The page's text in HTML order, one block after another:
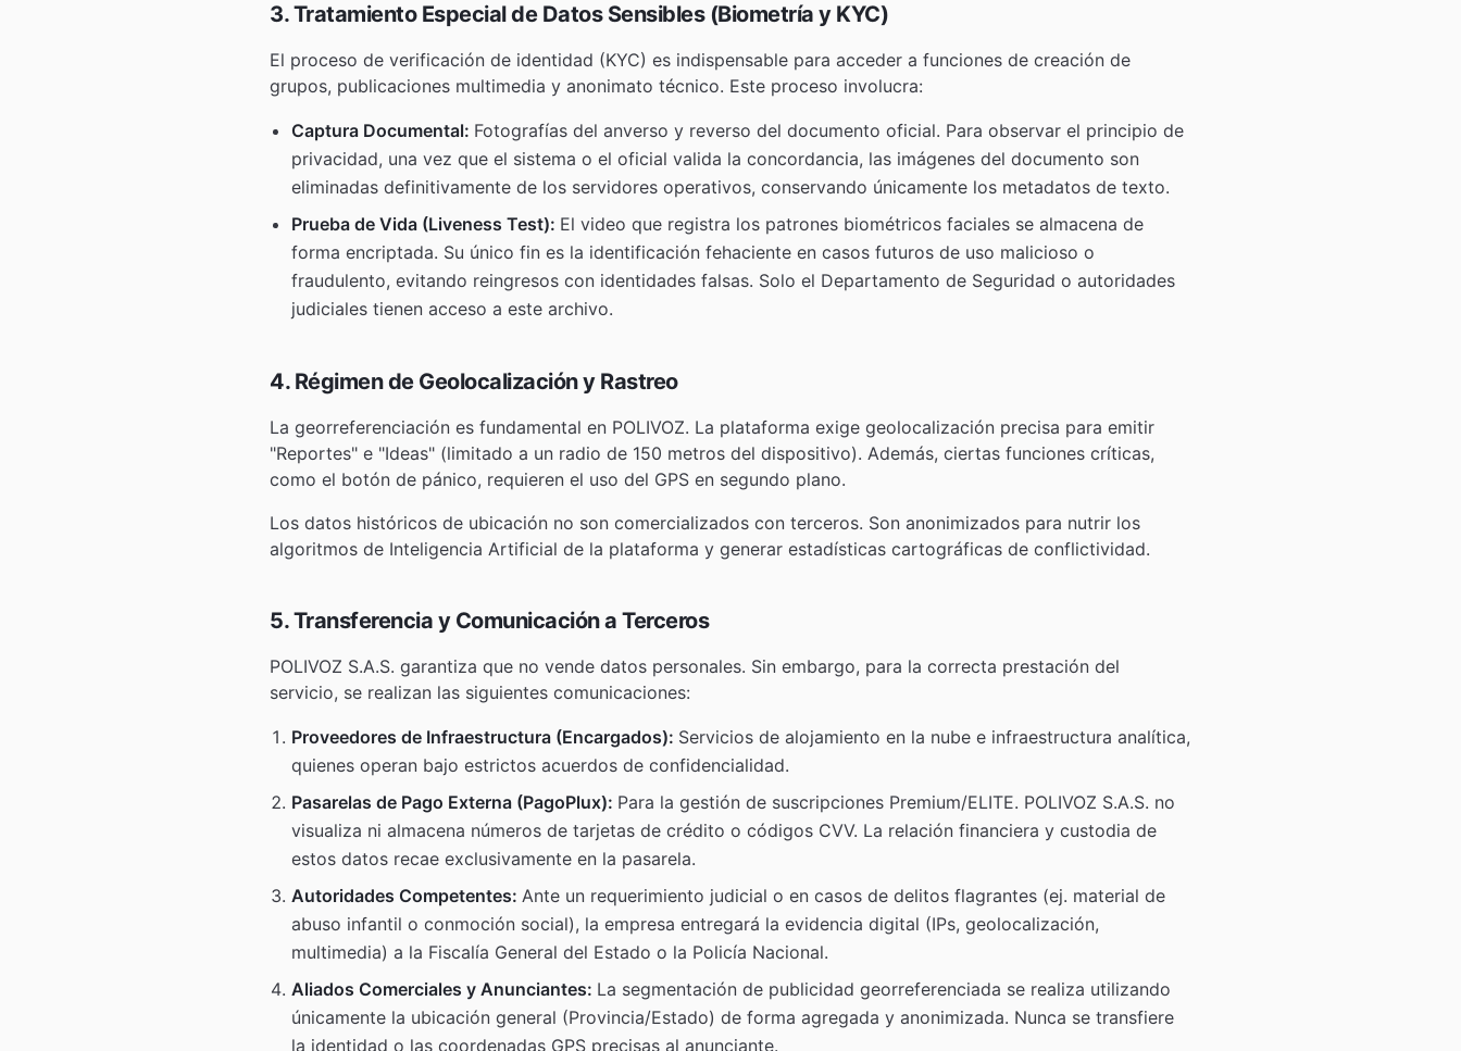
3. Tratamiento Especial de Datos Sensibles (Biometría y KYC)
El proceso de verificación de identidad (KYC) es indispensable para acceder a funciones de creación de
grupos, publicaciones multimedia y anonimato técnico. Este proceso involucra:
Captura Documental: Fotografías del anverso y reverso del documento oficial. Para observar el principio de
privacidad, una vez que el sistema o el oficial valida la concordancia, las imágenes del documento son
eliminadas definitivamente de los servidores operativos, conservando únicamente los metadatos de texto.
Prueba de Vida (Liveness Test): El video que registra los patrones biométricos faciales se almacena de
forma encriptada. Su único fin es la identificación fehaciente en casos futuros de uso malicioso o
fraudulento, evitando reingresos con identidades falsas. Solo el Departamento de Seguridad o autoridades
judiciales tienen acceso a este archivo.
4. Régimen de Geolocalización y Rastreo
La georreferenciación es fundamental en POLIVOZ. La plataforma exige geolocalización precisa para emitir
"Reportes" e "Ideas" (limitado a un radio de 150 metros del dispositivo). Además, ciertas funciones críticas,
como el botón de pánico, requieren el uso del GPS en segundo plano.
Los datos históricos de ubicación no son comercializados con terceros. Son anonimizados para nutrir los
algoritmos de Inteligencia Artificial de la plataforma y generar estadísticas cartográficas de conflictividad.
5. Transferencia y Comunicación a Terceros
POLIVOZ S.A.S. garantiza que no vende datos personales. Sin embargo, para la correcta prestación del
servicio, se realizan las siguientes comunicaciones:
Proveedores de Infraestructura (Encargados): Servicios de alojamiento en la nube e infraestructura analítica,
quienes operan bajo estrictos acuerdos de confidencialidad.
Pasarelas de Pago Externa (PagoPlux): Para la gestión de suscripciones Premium/ELITE. POLIVOZ S.A.S. no
visualiza ni almacena números de tarjetas de crédito o códigos CVV. La relación financiera y custodia de
estos datos recae exclusivamente en la pasarela.
Autoridades Competentes: Ante un requerimiento judicial o en casos de delitos flagrantes (ej. material de
abuso infantil o conmoción social), la empresa entregará la evidencia digital (IPs, geolocalización,
multimedia) a la Fiscalía General del Estado o la Policía Nacional.
Aliados Comerciales y Anunciantes: La segmentación de publicidad georreferenciada se realiza utilizando
únicamente la ubicación general (Provincia/Estado) de forma agregada y anonimizada. Nunca se transfiere
la identidad o las coordenadas GPS precisas al anunciante.